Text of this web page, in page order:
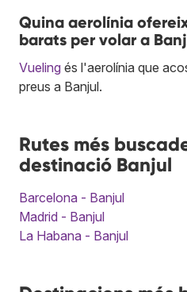
Quina aerolínia
barats per volar a
Vueling és l'aerolínia que
preus a Banjul.
Rutes més
destinació Banjul
Barcelona - Banjul
Madrid - Banjul
La Habana - Banjul